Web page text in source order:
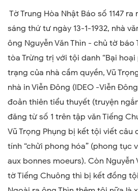
Tờ Trung Hòa Nhật Báo số 1147 ra
sáng thứ tư ngày 13-1-1932, nhà
ông Nguyễn Văn Thìn - chủ tờ
tòa Trừng trị với tội danh “Bại hoại
trạng của nhà cầm quyền, Vũ
nhà in Viễn Đông (IDEO -Viễn
đoản thiên tiểu thuyết (truyện
đăng từ số 1 trên tập văn Tiếng
Vũ Trọng Phụng bị kết tội viết câu
tính “chửi phong hóa” (phong tục
aux bonnes moeurs). Còn Nguyễn
tờ Tiếng Chuông thì bị kết đồng